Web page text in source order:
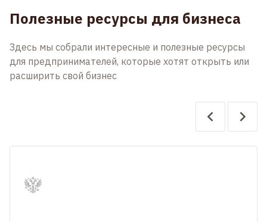
Полезные ресурсы для бизнеса
Здесь мы собрали интересные и полезные ресурсы
для предпринимателей, которые хотят открыть или
расширить свой бизнес